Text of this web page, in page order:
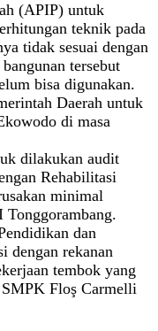
(APIP) untuk
teknik pada
tidak sesuai dengan
tersebut
bisa digunakan.
Daerah untuk
di masa
dilakukan audit
Rehabilitasi
minimal
Tonggorambang.
dan
dengan rekanan
tembok yang
Floş Carmelli